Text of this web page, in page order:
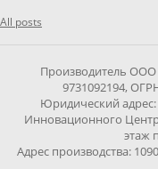
All posts
Производитель
9731092194,
Юридический адрес:
Инновационного
этаж
Адрес производства: